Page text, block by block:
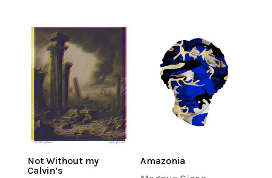
Not Without my
Calvin’s
Amazonia